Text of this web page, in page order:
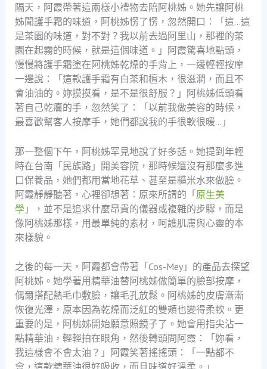
隔天，阿霞帶著這兩樣小禮物去陪阿桃姊。她先讓阿桃
姊聞護手霜的味道，阿桃姊愣了愣，忽然開口：「這…這
是茶園的味道，對不對？我以前去過阿里山，那裡的茶
園在起霧的時候，就是這個味道。」阿霞驚喜地點頭，
慢慢將護手霜塗在阿桃姊乾燥的手背上，一邊輕輕按摩
一邊說：「這款護手霜有白茶和檀木，很滋潤，而且不
會油油的。妳摸摸看，是不是很舒服？」阿桃姊低頭看
著自己乾癟的手，忽然笑了：「以前我做美容的時候，
最喜歡幫客人按摩手，她們都說我的手很軟很暖…」
那一整個下午，阿桃姊罕見地說了好多話。她提到年輕
時在台南「民族路」開美容院，那時候還沒有那麼多進
口保養品，她們都用當地花草、甚至是糙米水來做臉。
阿霞靜靜聽著，心裡卻想著：原來所謂的「原生美
學」，並不是追求什麼昂貴的儀器或複雜的步驟，而是
像阿桃姊那樣，用最單純的素材，呵護肌膚與心靈的本
來樣貌。
之後的每一天，阿霞都會帶著「Cos-Mey」的產品去探望
阿桃姊。她學著用精華油替阿桃姊做簡單的臉部按摩，
偶爾搭配熱毛巾敷臉，讓毛孔放鬆。阿桃姊的皮膚漸漸
恢復光澤，原本因為乾燥而泛紅的雙頰也變得柔軟。更
重要的是，阿桃姊開始願意照鏡子了。她會用指尖沾一
點精華油，輕輕拍在眼角，然後轉頭問阿霞：「妳看，
我這樣會不會太油？」阿霞笑著搖搖頭：「一點都不